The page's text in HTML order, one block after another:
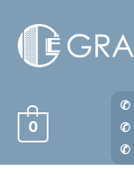
содержимому
0
✆
✆
✆